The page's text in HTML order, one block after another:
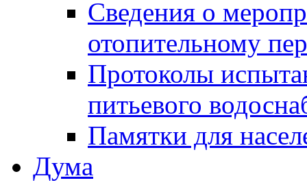
Сведения о
отопительному
Протоколы
питьевого
Памятки для
Дума